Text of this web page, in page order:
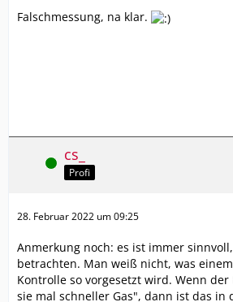
Falschmessung, na klar.
Online cs_
Profi
28. Februar 2022 um 09:25
Anmerkung noch: es ist immer
betrachten. Man weiß nicht, was
Kontrolle so vorgesetzt wird. Wenn der
sie mal schneller Gas", dann ist das in